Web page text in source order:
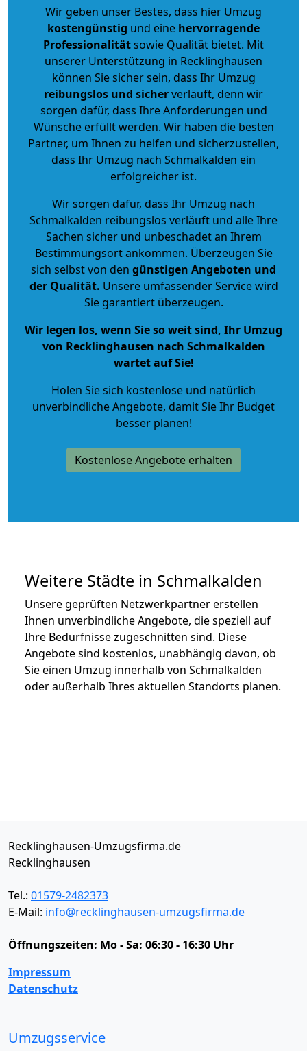
Wir geben unser Bestes, dass hier Umzug
kostengünstig und eine hervorragende
Professionalitätsowie Qualität bietet. Mit
unserer Unterstützung in Recklinghausen
können Sie sicher sein, dass Ihr Umzug
reibungslos und sicherverläuft, denn wir
sorgen dafür, dass Ihre Anforderungen und
Wünsche erfüllt werden. Wir haben die besten
Partner, um Ihnen zu helfen und sicherzustellen,
dass Ihr Umzug nach Schmalkalden ein
erfolgreicher ist.
Wir sorgen dafür, dass Ihr Umzug nach
Schmalkalden reibungslos verläuft und alle Ihre
Sachen sicher und unbeschadet an Ihrem
Bestimmungsort ankommen. Überzeugen Sie
sich selbst von den günstigen Angeboten und
der Qualität. Unsere umfassender Service wird
Sie garantiert überzeugen.
Wir legen los, wenn Sie so weit sind, Ihr Umzug
von Recklinghausen nach Schmalkalden
wartet auf Sie!
Holen Sie sich kostenlose und natürlich
unverbindliche Angebote, damit Sie Ihr Budget
besser planen!
Kostenlose Angebote erhalten
Weitere Städte in Schmalkalden
Unsere geprüften Netzwerkpartner erstellen
Ihnen unverbindliche Angebote, die speziell auf
Ihre Bedürfnisse zugeschnitten sind. Diese
Angebote sind kostenlos, unabhängig davon, ob
Sie einen Umzug innerhalb von Schmalkalden
oder außerhalb Ihres aktuellen Standorts planen.
Recklinghausen-Umzugsfirma.de
Recklinghausen
Tel.: 01579-2482373
E-Mail: info@recklinghausen-umzugsfirma.de
Öffnungszeiten: Mo - Sa: 06:30 - 16:30 Uhr
Impressum
Datenschutz
Umzugsservice